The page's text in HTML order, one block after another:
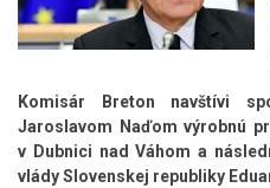
Komisár Breton navštívi
Jaroslavom Naďom výrobnú
v Dubnici nad Váhom a
vlády Slovenskej republiky